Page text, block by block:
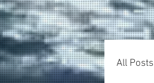
All Posts